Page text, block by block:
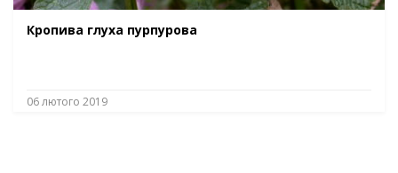
Кропива глуха пурпурова
06 лютого 2019